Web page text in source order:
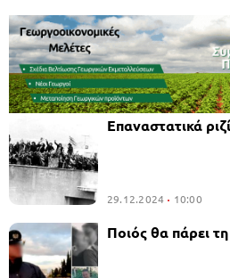
Επαναστατικά
29.12.2024 10:00
Ποιός θα πάρει